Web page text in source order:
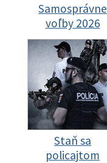
Samosprávne
voľby 2026
Staň sa
policajtom